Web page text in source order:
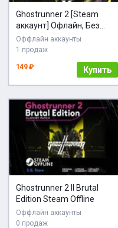
Ghostrunner 2 [Steam
аккаунт] Офлайн, Без
Guard
Оффлайн аккаунты
1 продаж
149 ₽ Купить
Ghostrunner 2 II Brutal
Edition Steam Offline
Оффлайн аккаунты
0 продаж